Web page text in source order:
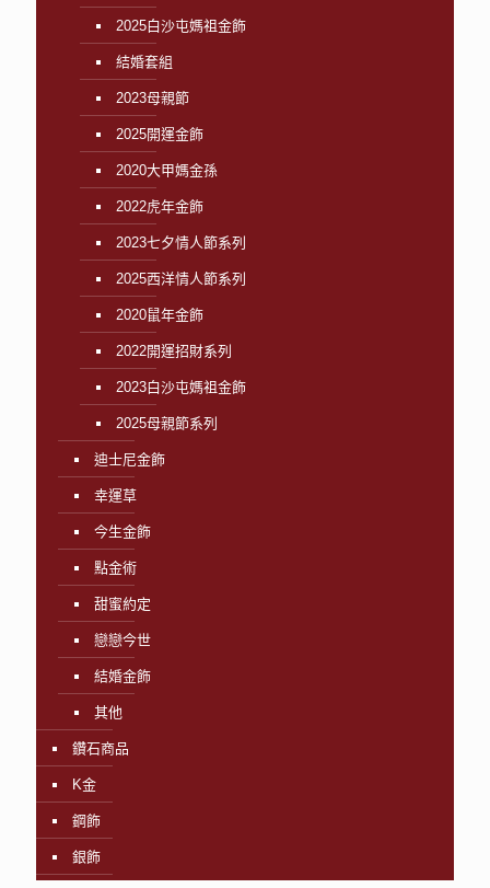
2025白沙屯媽祖金飾
結婚套組
2023母親節
2025開運金飾
2020大甲媽金孫
2022虎年金飾
2023七夕情人節系列
2025西洋情人節系列
2020鼠年金飾
2022開運招財系列
2023白沙屯媽祖金飾
2025母親節系列
迪士尼金飾
幸運草
今生金飾
點金術
甜蜜約定
戀戀今世
結婚金飾
其他
鑽石商品
K金
鋼飾
銀飾